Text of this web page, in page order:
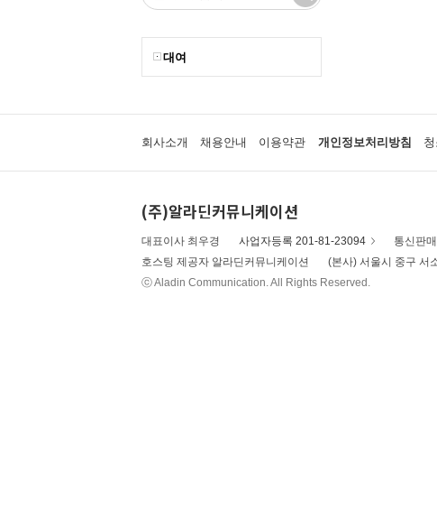
대여
회사소개 채용안내 이용약관 개인정보처리방침
(주)알라딘커뮤니케이션
대표이사 최우경 사업자등록 201-81-23094 통신판
호스팅 제공자 알라딘커뮤니케이션
(본사) 서울시 중구 서
ⓒ Aladin Communication. All Rights Reserved.